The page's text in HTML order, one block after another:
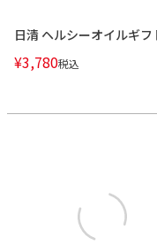
日清 ヘルシーオイルギフ
¥3,780税込